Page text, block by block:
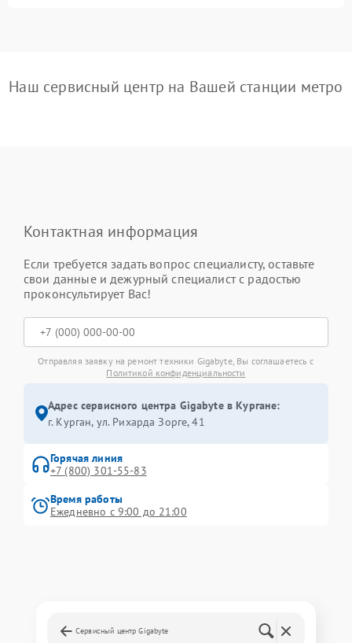
Наш сервисный центр на Вашей станции метро
Контактная информация
Если требуется задать вопрос специалисту, оставьте
свои данные и дежурный специалист с радостью
проконсультирует Вас!
Отправляя заявку на ремонт техники Gigabyte, Вы соглашаетесь с
Политикой конфиденциальности
Адрес сервисного центра Gigabyte в Кургане:
г. Курган, ул. Рихарда Зорге, 41
Горячая линия
+7 (800) 301-55-83
Время работы
Ежедневно с 9:00 до 21:00
Сервисный центр Gigabyte